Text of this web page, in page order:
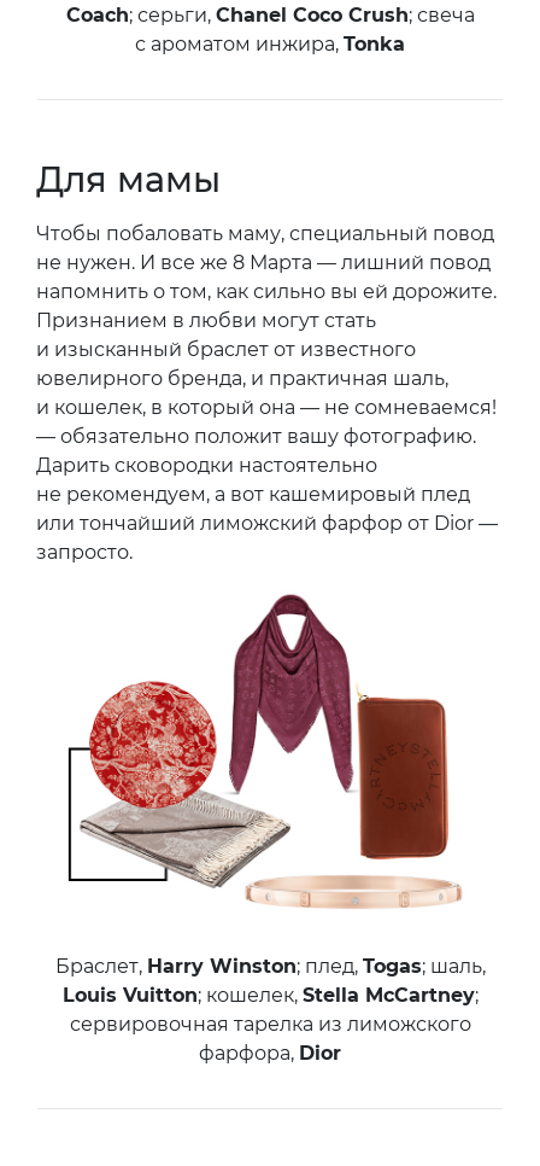
Coach; серьги, Chanel Coco Crush; свеча
с ароматом инжира, Tonka
Для мамы
Чтобы побаловать маму, специальный повод
не нужен. И все же 8 Марта — лишний повод
напомнить о том, как сильно вы ей дорожите.
Признанием в любви могут стать
и изысканный браслет от известного
ювелирного бренда, и практичная шаль,
и кошелек, в который она — не сомневаемся!
— обязательно положит вашу фотографию.
Дарить сковородки настоятельно
не рекомендуем, а вот кашемировый плед
или тончайший лиможский фарфор от Dior —
запросто.
Браслет, Harry Winston; плед, Togas; шаль,
Louis Vuitton; кошелек, Stella McCartney;
сервировочная тарелка из лиможского
фарфора, Dior